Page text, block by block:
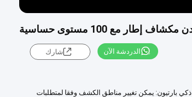
الدردشة الآن شارك
4 منطقة أرخص الرقمية الأمن الممر المشي من خلال الكشف عن المعادن وظيفة متقدمة 1. ذكي بارتيون: يمكن تغيير مناطق الكشف وفقا لمتطلبات